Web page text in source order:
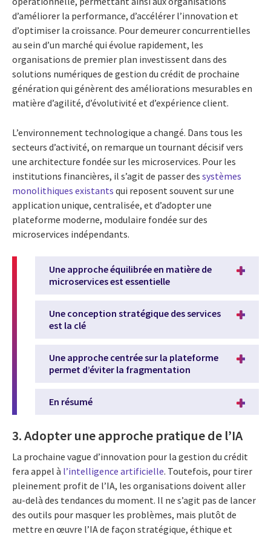
d’améliorer la performance, d’accélérer l’innovation et
d’optimiser la croissance. Pour demeurer concurrentielles
au sein d’un marché qui évolue rapidement, les
organisations de premier plan investissent dans des
solutions numériques de gestion du crédit de prochaine
génération qui génèrent des améliorations mesurables en
matière d’agilité, d’évolutivité et d’expérience client.
L’environnement technologique a changé. Dans tous les
secteurs d’activité, on remarque un tournant décisif vers
une architecture fondée sur les microservices. Pour les
institutions financières, il s’agit de passer des systèmes
monolithiques existants qui reposent souvent sur une
application unique, centralisée, et d’adopter une
plateforme moderne, modulaire fondée sur des
microservices indépendants.
Une approche équilibrée en matière de
microservices est essentielle
Une conception stratégique des services
est la clé
Une approche centrée sur la plateforme
permet d’éviter la fragmentation
En résumé
3. Adopter une approche pratique de l’IA
La prochaine vague d’innovation pour la gestion du crédit
fera appel à l’intelligence artificielle. Toutefois, pour tirer
pleinement profit de l’IA, les organisations doivent aller
au-delà des tendances du moment. Il ne s’agit pas de lancer
des outils pour masquer les problèmes, mais plutôt de
mettre en œuvre l’IA de façon stratégique, éthique et